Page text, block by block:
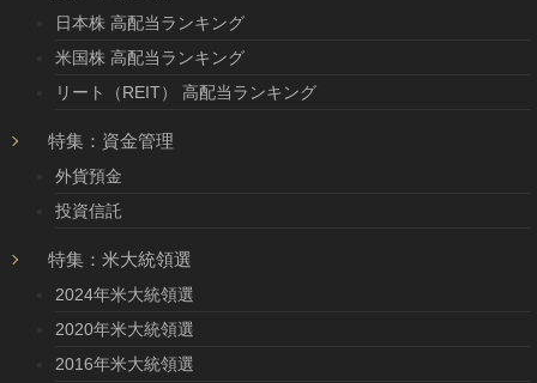
日本株 高配当ランキング
米国株 高配当ランキング
リート（REIT） 高配当ランキング
特集：資金管理
外貨預金
投資信託
特集：米大統領選
2024年米大統領選
2020年米大統領選
2016年米大統領選